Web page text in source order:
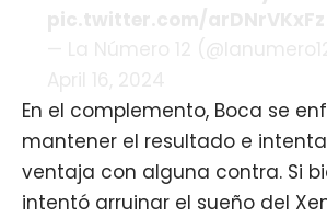
En el complemento, Boca se
mantener el resultado e
ventaja con alguna contra. Si
intentó arruinar el sueño del